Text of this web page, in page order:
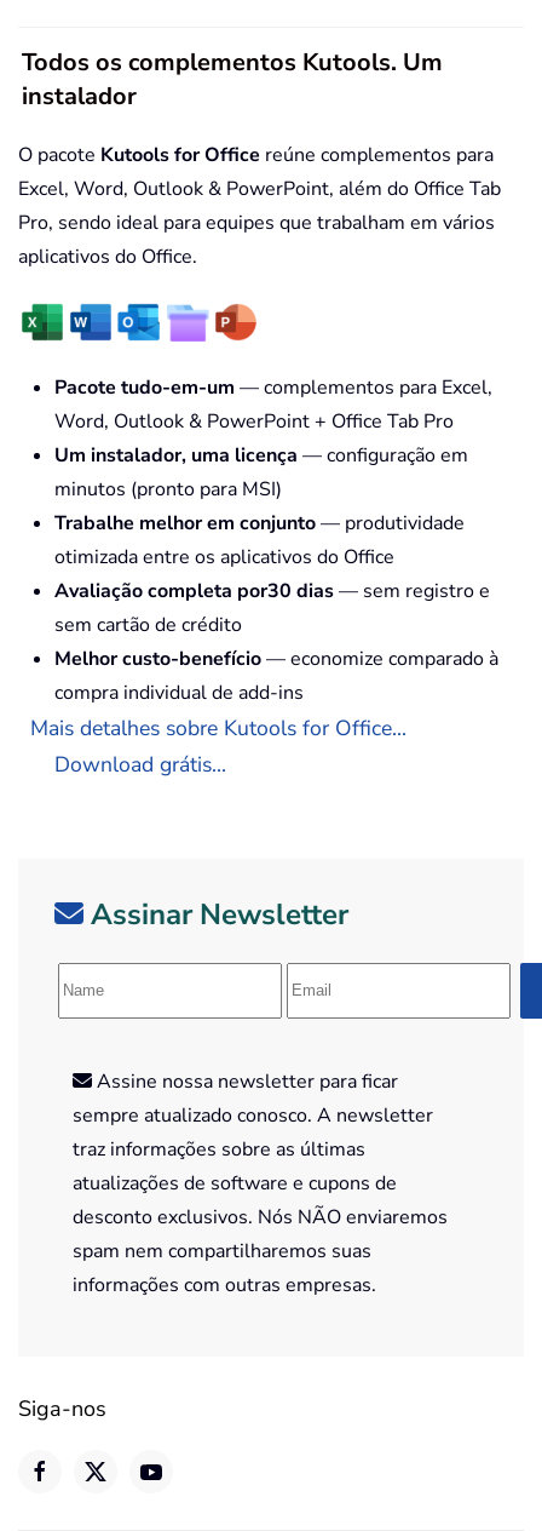
Todos os complementos Kutools. Um
instalador
O pacote Kutools for Office reúne complementos para
Excel, Word, Outlook & PowerPoint, além do Office Tab
Pro, sendo ideal para equipes que trabalham em vários
aplicativos do Office.
Pacote tudo-em-um — complementos para Excel,
Word, Outlook & PowerPoint + Office Tab Pro
Um instalador, uma licença — configuração em
minutos (pronto para MSI)
Trabalhe melhor em conjunto— produtividade
otimizada entre os aplicativos do Office
Avaliação completa por30 dias— sem registro e
sem cartão de crédito
Melhor custo-benefício— economize comparado à
compra individual de add-ins
Mais detalhes sobre Kutools for Office...
Download grátis...
Assinar Newsletter
Assine nossa newsletter para ficar
sempre atualizado conosco. A newsletter
traz informações sobre as últimas
atualizações de software e cupons de
desconto exclusivos. Nós NÃO enviaremos
spam nem compartilharemos suas
informações com outras empresas.
Siga-nos